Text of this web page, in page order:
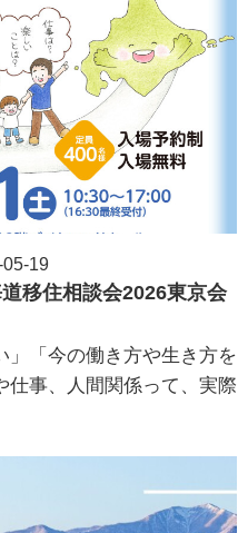
移住相談会2026東京会
」「今の働き方や生き方を
仕事、人間関係って、実際
05-19